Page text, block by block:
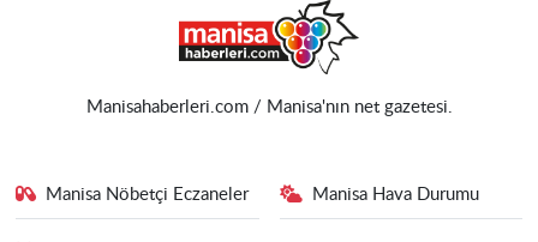
Manisahaberleri.com / Manisa'nın net gazetesi.
Manisa Nöbetçi Eczaneler Manisa Hava Durumu